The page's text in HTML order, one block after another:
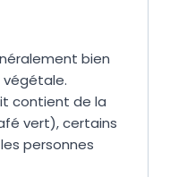
bien
contient de la
vert), certains
personnes